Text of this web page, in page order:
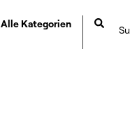
Alle Kategorien